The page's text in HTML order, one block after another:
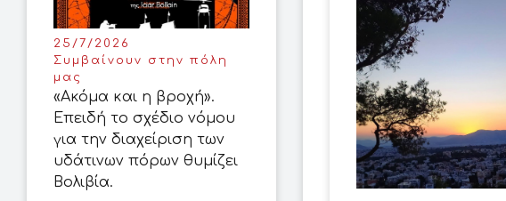
25/7/2026
Συμβαίνουν στην πόλη
μας
«Ακόμα και η βροχή».
Επειδή το σχέδιο νόμου
για την διαχείριση των
υδάτινων πόρων θυμίζει
Βολιβία.